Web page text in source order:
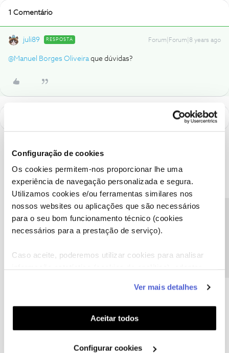
Configuração de cookies
Os cookies permitem-nos proporcionar lhe uma
experiência de navegação personalizada e segura.
Utilizamos cookies e/ou ferramentas similares nos
nossos websites ou aplicações que são necessários
para o seu bom funcionamento técnico (cookies
necessários para a prestação de serviço).
Caso aceite, poderemos utilizar cookies para analisar
funcionalidades (cookies de personalização e
funcionalidade) e adaptar anúncios aos seus interesses
(cookies de publicidade personalizada). Pode gerir a
utilização dos cookies clicando em "Configurar
Ver mais detalhes
Aceitar todos
Configurar cookies
1 Comentário
juli89 RESPOSTA Forum|Forum|8 years ago
@Manuel Borges Oliveiraque dúvidas?
A poupança que COMBINA